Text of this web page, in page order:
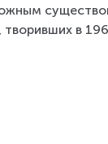
творивших в